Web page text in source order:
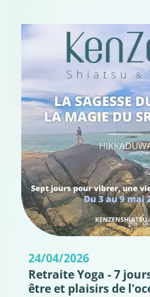
24/04/2026
Retraite Yoga - 7
être et plaisirs de